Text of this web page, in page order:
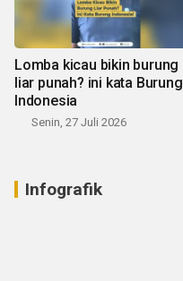
Lomba kicau bikin burung
liar punah? ini kata Burung
Indonesia
Senin, 27 Juli 2026
Infografik